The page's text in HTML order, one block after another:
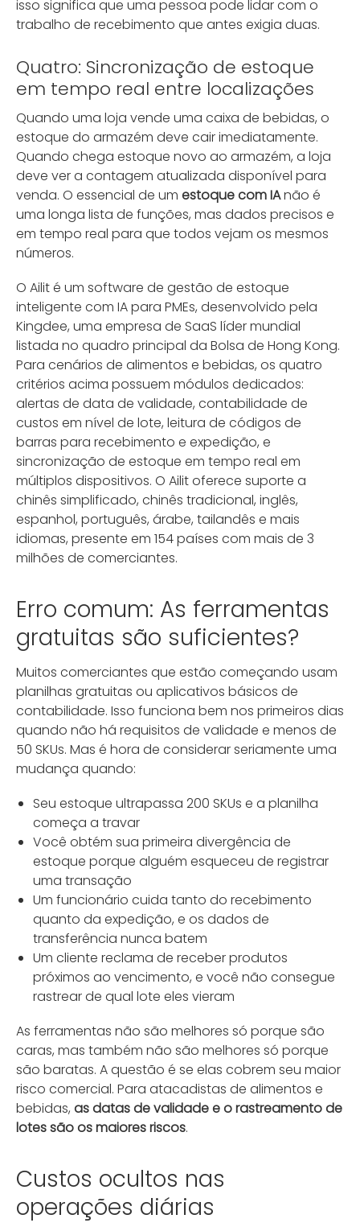
isso significa que uma pessoa pode lidar com o
trabalho de recebimento que antes exigia duas.
Quatro: Sincronização de estoque
em tempo real entre localizações
Quando uma loja vende uma caixa de bebidas, o
estoque do armazém deve cair imediatamente.
Quando chega estoque novo ao armazém, a loja
deve ver a contagem atualizada disponível para
venda. O essencial de um estoque com IAnão é
uma longa lista de funções, mas dados precisos e
em tempo real para que todos vejam os mesmos
números.
O Ailit é um software de gestão de estoque
inteligente com IA para PMEs, desenvolvido pela
Kingdee, uma empresa de SaaS líder mundial
listada no quadro principal da Bolsa de Hong Kong.
Para cenários de alimentos e bebidas, os quatro
critérios acima possuem módulos dedicados:
alertas de data de validade, contabilidade de
custos em nível de lote, leitura de códigos de
barras para recebimento e expedição, e
sincronização de estoque em tempo real em
múltiplos dispositivos. O Ailit oferece suporte a
chinês simplificado, chinês tradicional, inglês,
espanhol, português, árabe, tailandês e mais
idiomas, presente em 154 países com mais de 3
milhões de comerciantes.
Erro comum: As ferramentas
gratuitas são suficientes?
Muitos comerciantes que estão começando usam
planilhas gratuitas ou aplicativos básicos de
contabilidade. Isso funciona bem nos primeiros dias
quando não há requisitos de validade e menos de
50 SKUs. Mas é hora de considerar seriamente uma
mudança quando:
Seu estoque ultrapassa 200 SKUs e a planilha
começa a travar
Você obtém sua primeira divergência de
estoque porque alguém esqueceu de registrar
uma transação
Um funcionário cuida tanto do recebimento
quanto da expedição, e os dados de
transferência nunca batem
Um cliente reclama de receber produtos
próximos ao vencimento, e você não consegue
rastrear de qual lote eles vieram
As ferramentas não são melhores só porque são
caras, mas também não são melhores só porque
são baratas. A questão é se elas cobrem seu maior
risco comercial. Para atacadistas de alimentos e
bebidas, as datas de validade e o rastreamento de
lotes são os maiores riscos.
Custos ocultos nas
operações diárias